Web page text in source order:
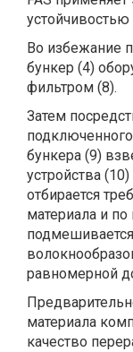
устойчивостью
Во избежание
бункер (4)
фильтром (8).
Затем
бункера (9)
устройства
отбирается
материала и
равномерной
материала
качество